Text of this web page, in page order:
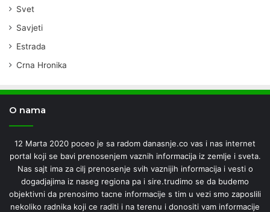
Svet
Savjeti
Estrada
Crna Hronika
O nama
12 Marta 2020 poceo je sa radom danasnje.co vas i nas internet
portal koji se bavi prenosenjem vaznih informacija iz zemlje i sveta.
Nas sajt ima za cilj prenosenje svih vaznijih informacija i vesti o
dogadjajima iz naseg regiona pa i sire.trudimo se da budemo
objektivni da prenosimo tacne informacije s tim u vezi smo zaposlili
nekoliko radnika koji ce raditi i na terenu i donositi vam informacije